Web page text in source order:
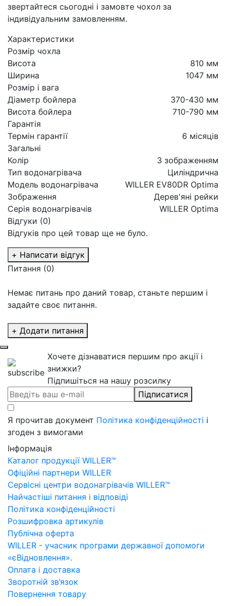
звертайтеся сьогодні і замовте чохол за
індивідуальним замовленням.
Характеристики
Розмір чохла
Висота
810 мм
Ширина
1047 мм
Розмір і вага
Діаметр бойлера
370-430 мм
Висота бойлера
710-790 мм
Гарантія
Термін гарантії
6 місяців
Загальні
Колір
З зображенням
Тип водонагрівача
Циліндрична
Модель водонагрівача
WILLER EV80DR Optima
Зображення
Дерев'яні рейки
Серія водонагрівачів
WILLER Optima
Відгуки (0)
Відгуків про цей товар ще не було.
+ Написати відгук
Питання (0)
Немає питань про даний товар, станьте першим і
задайте своє питання.
+ Додати питання
Хочете дізнаватися першим про акції і
знижки?
Підпишіться на нашу розсилку
Підписатися
Я прочитав документ Політика конфіденційності і
згоден з вимогами
Інформація
Каталог продукції WILLER™
Офіційні партнери WILLER
Сервісні центри водонагрівачів WILLER™
Найчастіші питання і відповіді
Політика конфіденційності
Розшифровка артикулів
Публічна оферта
WILLER - учасник програми державної допомоги
«єВідновлення».
Оплата і доставка
Зворотній зв’язок
Повернення товару